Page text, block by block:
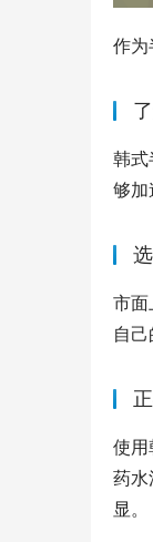
作为
韩式
够加
市面
自
使用
药水
显。